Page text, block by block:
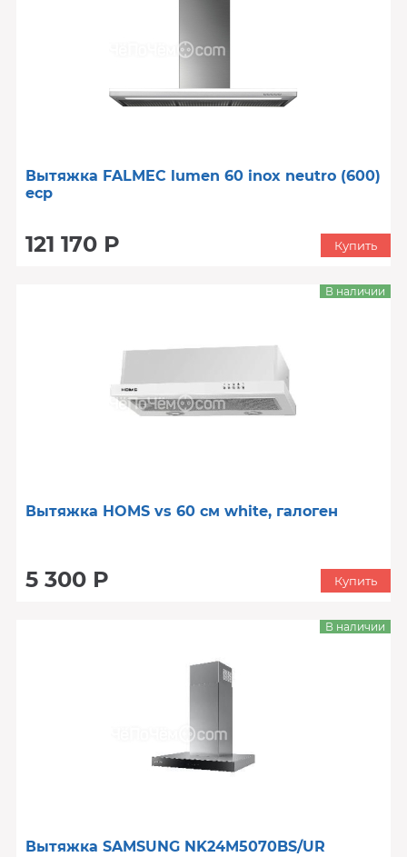
Вытяжка FALMEC lumen 60 inox neutro (600)
ecp
121 170 Р Купить
Вытяжка HOMS vs 60 см white, галоген
5 300 Р
В наличии
Купить
Вытяжка SAMSUNG NK24M5070BS/UR
В наличии